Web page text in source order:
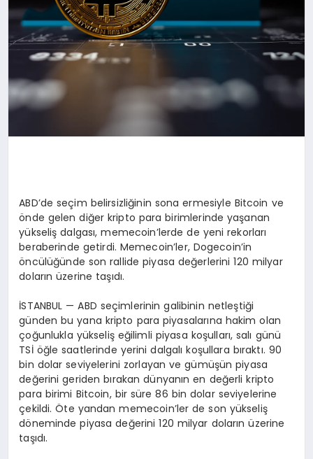
ABD’de seçim belirsizliğinin sona ermesiyle Bitcoin ve
önde gelen diğer kripto para birimlerinde yaşanan
yükseliş dalgası, memecoin’lerde de yeni rekorları
beraberinde getirdi. Memecoin’ler, Dogecoin’in
öncülüğünde son rallide piyasa değerlerini 120 milyar
doların üzerine taşıdı.
İSTANBUL — ABD seçimlerinin galibinin netleştiği
günden bu yana kripto para piyasalarına hakim olan
çoğunlukla yükseliş eğilimli piyasa koşulları, salı günü
TSİ öğle saatlerinde yerini dalgalı koşullara bıraktı. 90
bin dolar seviyelerini zorlayan ve gümüşün piyasa
değerini geriden bırakan dünyanın en değerli kripto
para birimi Bitcoin, bir süre 86 bin dolar seviyelerine
çekildi. Öte yandan memecoin’ler de son yükseliş
döneminde piyasa değerini 120 milyar doların üzerine
taşıdı.